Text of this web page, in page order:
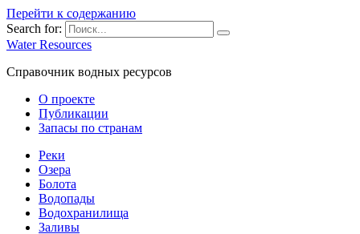
Перейти к содержанию
Search for:
Water Resources
Справочник водных ресурсов
О проекте
Публикации
Запасы по странам
Реки
Озера
Болота
Водопады
Водохранилища
Заливы